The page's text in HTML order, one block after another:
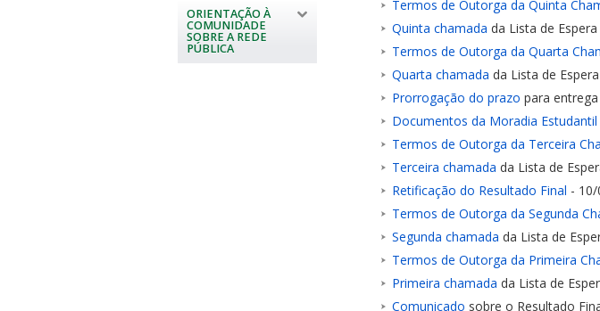
ORIENTAÇÃO À
COMUNIDADE
SOBRE A REDE
PÚBLICA
Termos de Outorga da Quinta
Quinta chamada da Lista de
Termos de Outorga da Quarta
Quarta chamada da Lista de
Prorrogação do prazo para
Documentos da Moradia Estudantil
Termos de Outorga da Terceira
Terceira chamada da Lista de
Retificação do Resultado Final -
Termos de Outorga da Segunda
Segunda chamada da Lista de
Termos de Outorga da Primeira
Primeira chamada da Lista de
Comunicado sobre o Resultado